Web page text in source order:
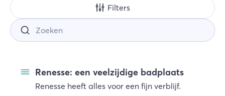
Zoek
Filters
Renesse: een veelzijdige badplaats
Renesse heeft alles voor een fijn verblijf.